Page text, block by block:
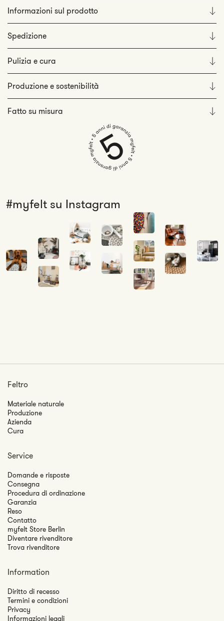
Informazioni sul prodotto
Spedizione
Pulizia e cura
Produzione e sostenibilità
Fatto su misura
#myfelt su Instagram
Feltro
Materiale naturale
Produzione
Azienda
Cura
Service
Domande e risposte
Consegna
Procedura di ordinazione
Garanzia
Reso
Contatto
myfelt Store Berlin
Diventare rivenditore
Trova rivenditore
Information
Diritto di recesso
Termini e condizioni
Privacy
Informazioni legali